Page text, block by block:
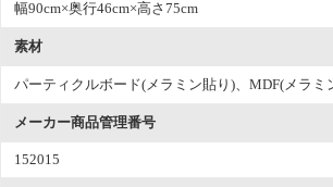
幅90cm×奥行46cm×高さ75cm
素材
パーティクルボード(メラミン貼り)、MDF(メラミ
メーカー商品管理番号
152015